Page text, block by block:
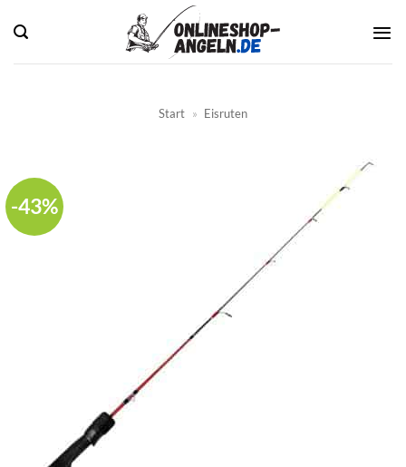
Inhalt
springen
Start » Eisruten
-43%